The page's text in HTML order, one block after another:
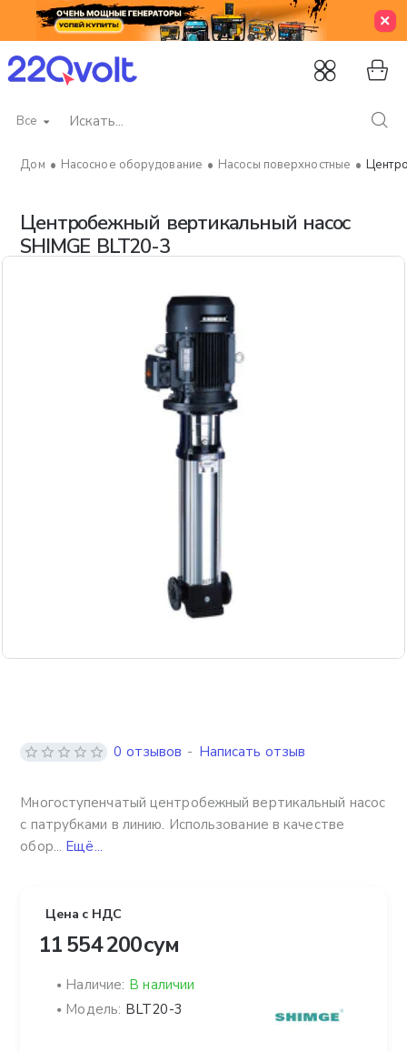
Все
Искать...
Центробежный вертикальный насос
SHIMGE BLT20-3
Насосное оборудование Насосы поверхностные
Многоступенчатый центробежный вертикальный насос
с патрубками в линию. Использование в качестве
обор... Ещё...
0 отзывов - Написать отзыв
Цена с НДС
11 554 200 сум
Наличие: В наличии
Модель: BLT20-3